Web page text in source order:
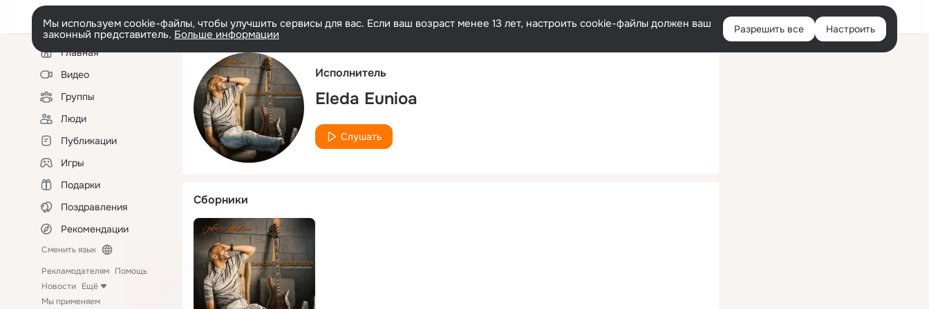
Русский Войти
Мы используем cookie-файлы, чтобы улучшить сервисы для вас. Если ваш возраст менее 13 лет, настроить cookie-файлы должен ваш
законный представитель. Больше информации Разрешить все Настроить
Левая
колонкаГлавная
Видео
Группы
Люди
Публикации
Игры
Подарки
Поздравления
Рекомендации
Сменить язык
Рекламодателям Помощь
Новости Ещё
Мы применяем
Исполнитель
Eleda Eunioa
Слушать
Сборники